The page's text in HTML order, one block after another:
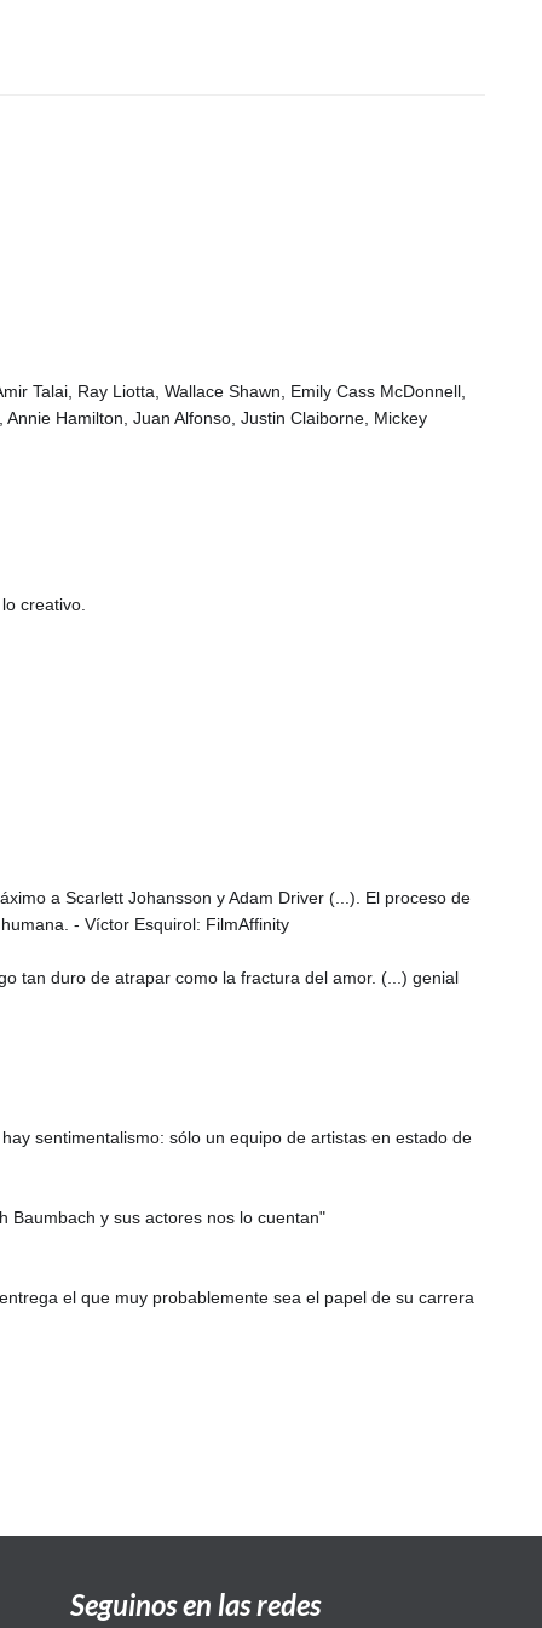
Talai, Ray Liotta, Wallace Shawn, Emily Cass McDonnell,
Hamilton, Juan Alfonso, Justin Claiborne, Mickey
creativo.
a Scarlett Johansson y Adam Driver (...). El proceso de
- Víctor Esquirol: FilmAffinity
tan duro de atrapar como la fractura del amor. (...) genial
sentimentalismo: sólo un equipo de artistas en estado de
Baumbach y sus actores nos lo cuentan"
el que muy probablemente sea el papel de su carrera
Seguinos en las redes